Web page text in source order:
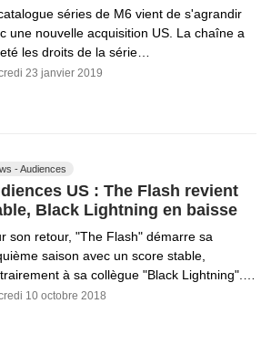
séries de M6 vient de s'agrandir
une nouvelle acquisition US. La chaîne a
les droits de la série…
23 janvier 2019
- Audiences
US : The Flash revient
Black Lightning en baisse
son retour, "The Flash" démarre sa
saison avec un score stable,
à sa collègue "Black Lightning".…
10 octobre 2018